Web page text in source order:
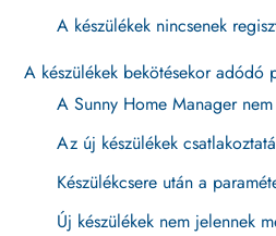
A készülékek nincsenek
A készülékek bekötésekor adódó
A Sunny Home Manager
Az új készülékek
Készülékcsere után a
Új készülékek nem jelennek